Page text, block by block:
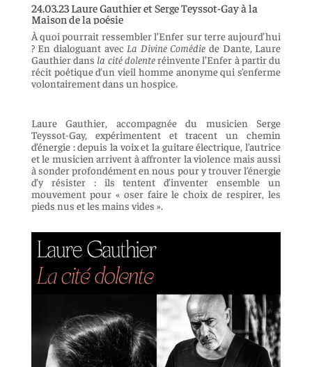
24.03.23 Laure Gauthier et Serge Teyssot-Gay à la
Maison de la poésie
À quoi pourrait ressembler l’Enfer sur terre aujourd’hui
? En dialoguant avec La Divine Comédie de Dante, Laure
Gauthier dans la cité dolenteréinvente l’Enfer à partir du
récit poétique d’un vieil homme anonyme qui s’enferme
volontairement dans un hospice.
Laure Gauthier, accompagnée du musicien Serge
Teyssot-Gay, expérimentent et tracent un chemin
d’énergie : depuis la voix et la guitare électrique, l’autrice
et le musicien arrivent à affronter la violence mais aussi
à sonder profondément en nous pour y trouver l’énergie
d’y résister : ils tentent d’inventer ensemble un
mouvement pour « oser faire le choix de respirer, les
pieds nus et les mains vides ».